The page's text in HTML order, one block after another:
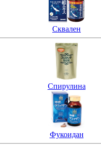
Сквален
Спирулина
Фукоидан